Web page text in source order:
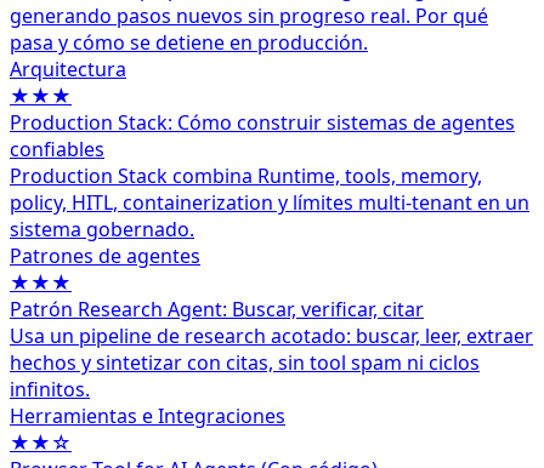
generando pasos nuevos sin progreso real. Por qué
pasa y cómo se detiene en producción.
Arquitectura
★★★
Production Stack: Cómo construir sistemas de agentes
confiables
Production Stack combina Runtime, tools, memory,
policy, HITL, containerization y límites multi-tenant en un
sistema gobernado.
Patrones de agentes
★★★
Patrón Research Agent: Buscar, verificar, citar
Usa un pipeline de research acotado: buscar, leer, extraer
hechos y sintetizar con citas, sin tool spam ni ciclos
infinitos.
Herramientas e Integraciones
★★☆